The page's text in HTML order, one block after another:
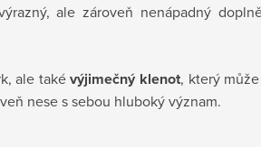
ale zároveň nenápadný
ale takévýjimečný klenot, který
nese s sebou hluboký význam.